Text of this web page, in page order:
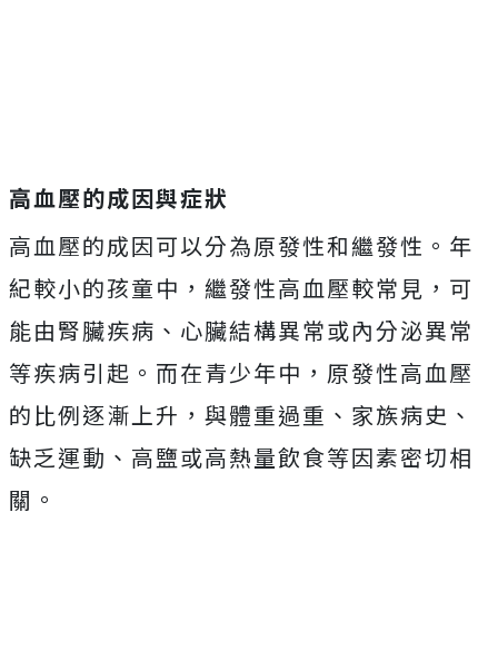
高血壓的成因與症狀
高血壓的成因可以分為原發性和繼發性。年
紀較小的孩童中，繼發性高血壓較常見，可
能由腎臟疾病、心臟結構異常或內分泌異常
等疾病引起。而在青少年中，原發性高血壓
的比例逐漸上升，與體重過重、家族病史、
缺乏運動、高鹽或高熱量飲食等因素密切相
關。